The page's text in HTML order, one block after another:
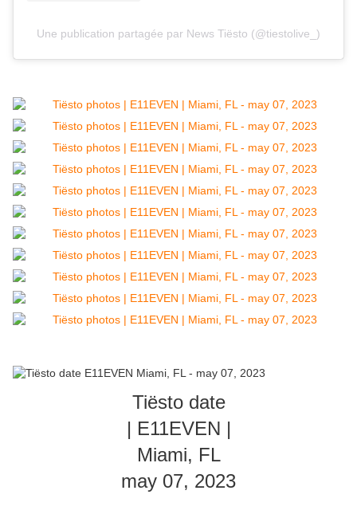
Une publication partagée par News Tiësto (@tiestolive_)
Tiësto date
| E11EVEN |
Miami, FL
may 07, 2023